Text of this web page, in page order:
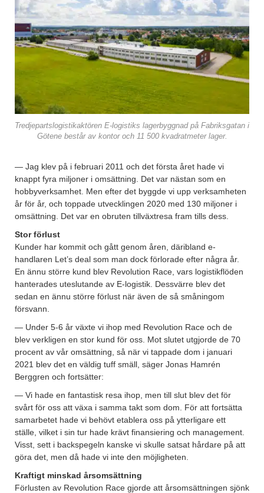
Tredjepartslogistikaktören E-logistiks lagerbyggnad på Fabriksgatan i
Götene består av kontor och 11 500 kvadratmeter lager.
— Jag klev på i februari 2011 och det första året hade vi
knappt fyra miljoner i omsättning. Det var nästan som en
hobbyverksamhet. Men efter det byggde vi upp verksamheten
år för år, och toppade utvecklingen 2020 med 130 miljoner i
omsättning. Det var en obruten tillväxtresa fram tills dess.
Stor förlust
Kunder har kommit och gått genom åren, däribland e-
handlaren Let’s deal som man dock förlorade efter några år.
En ännu större kund blev Revolution Race, vars logistikflöden
hanterades uteslutande av E-logistik. Dessvärre blev det
sedan en ännu större förlust när även de så småningom
försvann.
— Under 5-6 år växte vi ihop med Revolution Race och de
blev verkligen en stor kund för oss. Mot slutet utgjorde de 70
procent av vår omsättning, så när vi tappade dom i januari
2021 blev det en väldig tuff smäll, säger Jonas Hamrén
Berggren och fortsätter:
— Vi hade en fantastisk resa ihop, men till slut blev det för
svårt för oss att växa i samma takt som dom. För att fortsätta
samarbetet hade vi behövt etablera oss på ytterligare ett
ställe, vilket i sin tur hade krävt finansiering och management.
Visst, sett i backspegeln kanske vi skulle satsat hårdare på att
göra det, men då hade vi inte den möjligheten.
Kraftigt minskad årsomsättning
Förlusten av Revolution Race gjorde att årsomsättningen sjönk